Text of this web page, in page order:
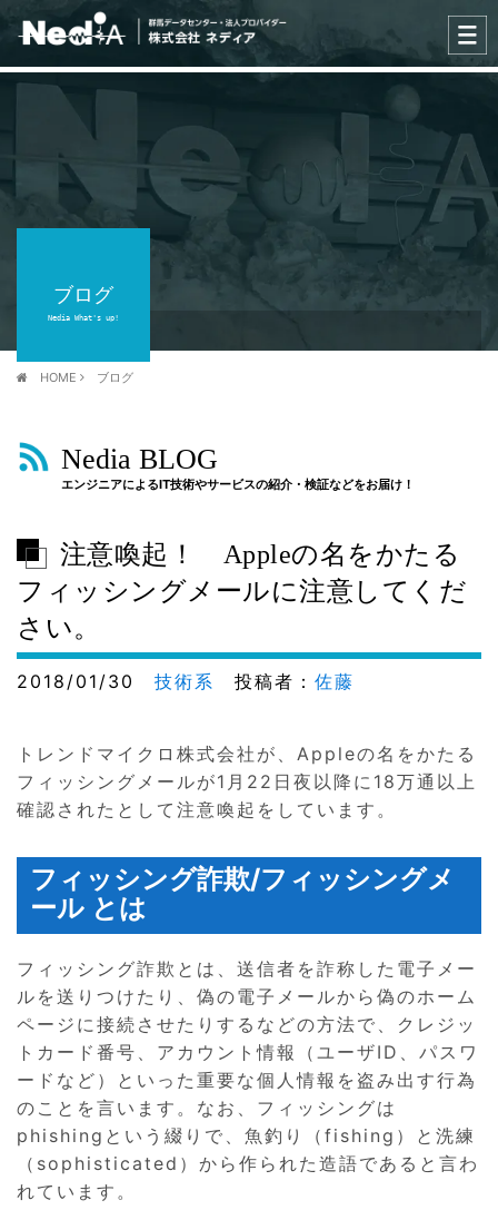
ブログ
Nedia What's up!
HOME ブログ
Nedia BLOG
エンジニアによるIT技術やサービスの紹介・検証などをお届け！
注意喚起！ Appleの名をかたる
フィッシングメールに注意してくだ
さい。
2018/01/30 技術系 投稿者： 佐藤
トレンドマイクロ株式会社が、Appleの名をかたる
フィッシングメールが1月22日夜以降に18万通以上
確認されたとして注意喚起をしています。
フィッシング詐欺/フィッシングメ
ール とは
フィッシング詐欺とは、送信者を詐称した電子メー
ルを送りつけたり、偽の電子メールから偽のホーム
ページに接続させたりするなどの方法で、クレジッ
トカード番号、アカウント情報（ユーザID、パスワ
ードなど）といった重要な個人情報を盗み出す行為
のことを言います。なお、フィッシングは
phishingという綴りで、魚釣り（fishing）と洗練
（sophisticated）から作られた造語であると言わ
れています。